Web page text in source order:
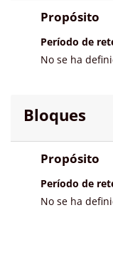
Propósito
Período de
No se ha
Bloques
Propósito
Período de
No se ha